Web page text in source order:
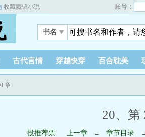
收藏魔镜小说 账号：
书名
古代言情 穿越快穿 百合耽美
章
20、第
投推荐票 上一章 ← 章节目录 →